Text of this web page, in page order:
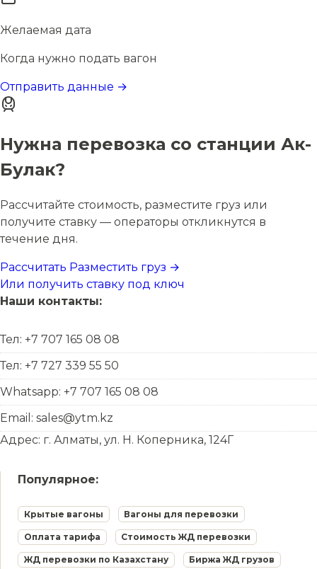
Желаемая дата
Когда нужно подать вагон
Отправить данные →
Нужна перевозка со станции Ак-
Булак?
Рассчитайте стоимость, разместите груз или
получите ставку — операторы откликнутся в
течение дня.
Рассчитать Разместить груз →
Или получить ставку под ключ
Наши контакты:
Тел: +7 707 165 08 08
Тел: +7 727 339 55 50
Whatsapp: +7 707 165 08 08
Email: sales@ytm.kz
Адрес: г. Алматы, ул. Н. Коперника, 124Г
Популярное:
Крытые вагоны Вагоны для перевозки
Оплата тарифа Стоимость ЖД перевозки
ЖД перевозки по Казахстану Биржа ЖД грузов